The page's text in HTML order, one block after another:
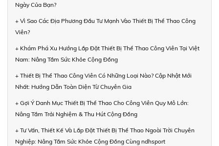
Ngày Của Bạn?
+ Vì Sao Các Địa Phương Đầu Tư Mạnh Vào Thiết Bị Thể Thao Công
Viên?
+ Khám Phá Xu Hướng Lắp Đặt Thiết Bị Thể Thao Công Viên Tại Việt
Nam: Nâng Tầm Sức Khỏe Cộng Đồng
+ Thiết Bị Thể Thao Công Viên Có Những Loại Nào? Cập Nhật Mới
Nhất: Hướng Dẫn Toàn Diện Từ Chuyên Gia
+ Gợi Ý Danh Mục Thiết Bị Thể Thao Cho Công Viên Quy Mô Lớn:
Nâng Tầm Trải Nghiệm & Thu Hút Cộng Đồng
+ Tư Vấn, Thiết Kế Và Lắp Đặt Thiết Bị Thể Thao Ngoài Trời Chuyên
Nghiệp: Nâng Tầm Sức Khỏe Cộng Đồng Cùng ndhsport